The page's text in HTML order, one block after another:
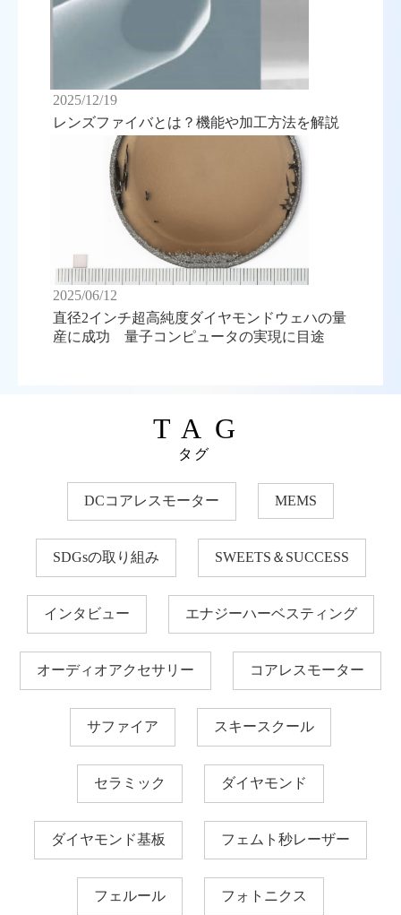
2025/12/19
レンズファイバとは？機能や加工方法を解説
2025/06/12
直径2インチ超高純度ダイヤモンドウェハの量
産に成功 量子コンピュータの実現に目途
TAG
タグ
DCコアレスモーター MEMS
SDGsの取り組み SWEETS＆SUCCESS
インタビュー エナジーハーベスティング
オーディオアクセサリー コアレスモーター
サファイア スキースクール
セラミック ダイヤモンド
ダイヤモンド基板 フェムト秒レーザー
フェルール フォトニクス